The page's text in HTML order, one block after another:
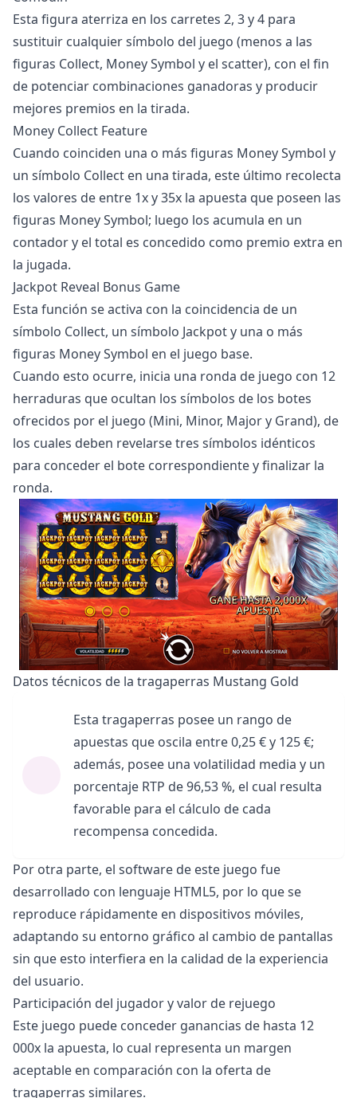
Esta figura aterriza en los carretes 2, 3 y 4 para
sustituir cualquier símbolo del juego (menos a las
figuras Collect, Money Symbol y el scatter), con el fin
de potenciar combinaciones ganadoras y producir
mejores premios en la tirada.
Money Collect Feature
Cuando coinciden una o más figuras Money Symbol y
un símbolo Collect en una tirada, este último recolecta
los valores de entre 1x y 35x la apuesta que poseen las
figuras Money Symbol; luego los acumula en un
contador y el total es concedido como premio extra en
la jugada.
Jackpot Reveal Bonus Game
Esta función se activa con la coincidencia de un
símbolo Collect, un símbolo Jackpot y una o más
figuras Money Symbol en el juego base.
Cuando esto ocurre, inicia una ronda de juego con 12
herraduras que ocultan los símbolos de los botes
ofrecidos por el juego (Mini, Minor, Major y Grand), de
los cuales deben revelarse tres símbolos idénticos
para conceder el bote correspondiente y finalizar la
ronda.
Datos técnicos de la tragaperras Mustang Gold
Esta tragaperras posee un rango de
apuestas que oscila entre 0,25 € y 125 €;
además, posee una volatilidad media y un
porcentaje RTP de 96,53 %, el cual resulta
favorable para el cálculo de cada
recompensa concedida.
Por otra parte, el software de este juego fue
desarrollado con lenguaje HTML5, por lo que se
reproduce rápidamente en dispositivos móviles,
adaptando su entorno gráfico al cambio de pantallas
sin que esto interfiera en la calidad de la experiencia
del usuario.
Participación del jugador y valor de rejuego
Este juego puede conceder ganancias de hasta 12
000x la apuesta, lo cual representa un margen
aceptable en comparación con la oferta de
tragaperras similares.